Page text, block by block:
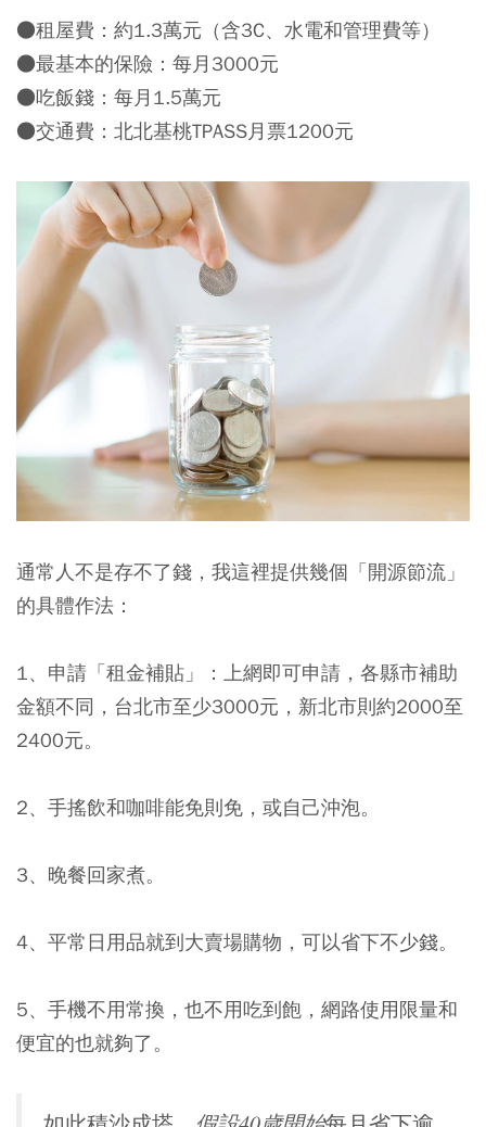
●租屋費：約1.3萬元（含3C、水電和管理費等）
●最基本的保險：每月3000元
●吃飯錢：每月1.5萬元
●交通費：北北基桃TPASS月票1200元
通常人不是存不了錢，我這裡提供幾個「開源節流」
的具體作法：
1、申請「租金補貼」：上網即可申請，各縣市補助
金額不同，台北市至少3000元，新北市則約2000至
2400元。
2、手搖飲和咖啡能免則免，或自己沖泡。
3、晚餐回家煮。
4、平常日用品就到大賣場購物，可以省下不少錢。
5、手機不用常換，也不用吃到飽，網路使用限量和
便宜的也就夠了。